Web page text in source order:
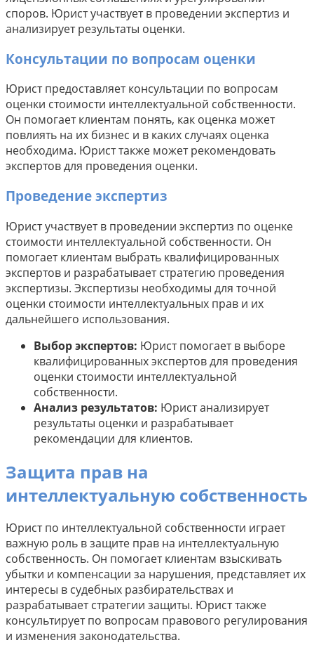
споров. Юрист участвует в проведении экспертиз и
анализирует результаты оценки.
Консультации по вопросам оценки
Юрист предоставляет консультации по вопросам
оценки стоимости интеллектуальной собственности.
Он помогает клиентам понять, как оценка может
повлиять на их бизнес и в каких случаях оценка
необходима. Юрист также может рекомендовать
экспертов для проведения оценки.
Проведение экспертиз
Юрист участвует в проведении экспертиз по оценке
стоимости интеллектуальной собственности. Он
помогает клиентам выбрать квалифицированных
экспертов и разрабатывает стратегию проведения
экспертизы. Экспертизы необходимы для точной
оценки стоимости интеллектуальных прав и их
дальнейшего использования.
Выбор экспертов: Юрист помогает в выборе
квалифицированных экспертов для проведения
оценки стоимости интеллектуальной
собственности.
Анализ результатов: Юрист анализирует
результаты оценки и разрабатывает
рекомендации для клиентов.
Защита прав на
интеллектуальную собственность
Юрист по интеллектуальной собственности играет
важную роль в защите прав на интеллектуальную
собственность. Он помогает клиентам взыскивать
убытки и компенсации за нарушения, представляет их
интересы в судебных разбирательствах и
разрабатывает стратегии защиты. Юрист также
консультирует по вопросам правового регулирования
и изменения законодательства.